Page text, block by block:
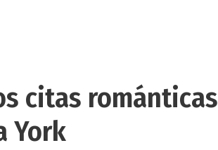
citas románticas
York